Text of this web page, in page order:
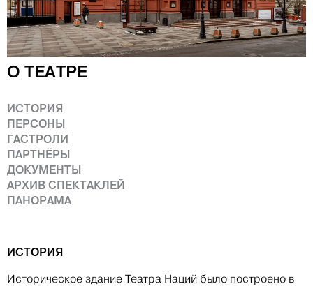
О ТЕАТРЕ
ИСТОРИЯ
ПЕРСОНЫ
ГАСТРОЛИ
ПАРТНЁРЫ
ДОКУМЕНТЫ
АРХИВ СПЕКТАКЛЕЙ
ПАНОРАМА
ИСТОРИЯ
Историческое здание Театра Наций было построено в